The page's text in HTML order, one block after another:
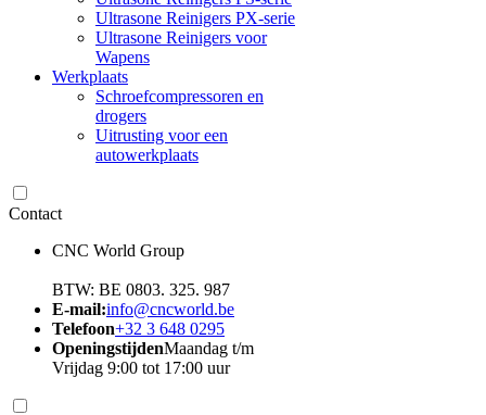
Ultrasone Reinigers PX-serie
Ultrasone Reinigers voor
Wapens
Werkplaats
Schroefcompressoren en
drogers
Uitrusting voor een
autowerkplaats
Contact
CNC World Group
BTW: BE 0803. 325. 987
E-mail:info@cncworld.be
Telefoon+32 3 648 0295
OpeningstijdenMaandag t/m
Vrijdag 9:00 tot 17:00 uur